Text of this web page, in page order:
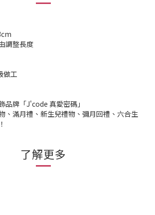
調整長度
做工
品牌「J'code 真愛密碼」
、滿月禮、新生兒禮物、彌月回禮、六合生
了解更多